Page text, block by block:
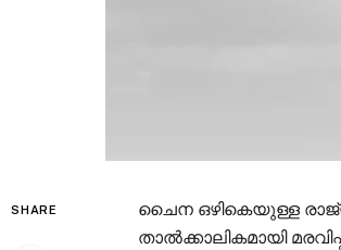
SHARE
ചൈന ഒഴികെയുള്ള
താൽക്കാലികമായി